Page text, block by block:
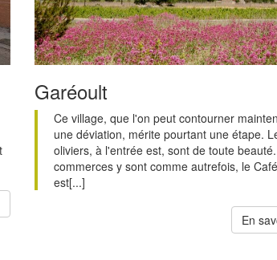
Garéoult
Ce village, que l'on peut contourner
une déviation, mérite pourtant une étape.
oliviers, à l'entrée est, sont de toute
commerces y sont comme autrefois, le
est[...]
En